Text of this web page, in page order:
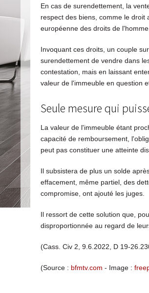
En cas de surendettement, la
respect des biens, comme le droit
européenne des droits de
Invoquant ces droits, un couple
surendettement de vendre dans
contestation, mais en laissant
valeur de l'immeuble en question
Seule mesure qui
La valeur de l'immeuble étant
capacité de remboursement,
peut pas constituer une atteinte
Il subsistera de plus un solde
effacement, même partiel, des
compromise, ont ajouté les juges.
Il ressort de cette solution que,
disproportionnée au regard de
(Cass. Civ 2, 9.6.2022, D 19-
(Source : bfmtv.com - Image :